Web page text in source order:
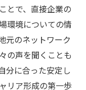
とで、直接企業の
環境についての情
元のネットワーク
の声を聞くことも
分に合った安定し
リア形成の第一歩